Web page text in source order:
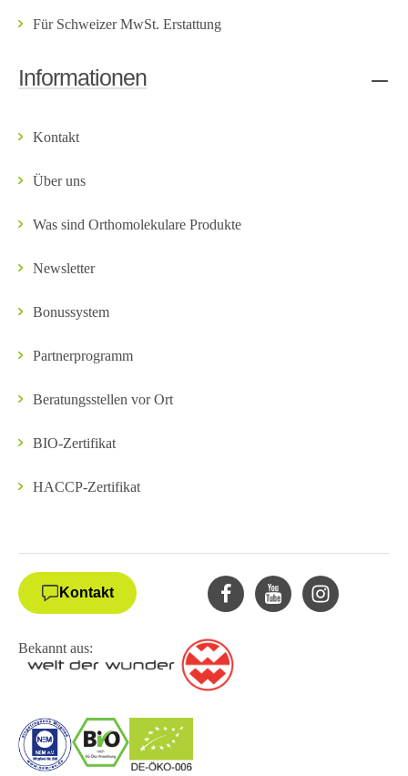
Für Schweizer MwSt. Erstattung
Informationen
Kontakt
Über uns
Was sind Orthomolekulare Produkte
Newsletter
Bonussystem
Partnerprogramm
Beratungsstellen vor Ort
BIO-Zertifikat
HACCP-Zertifikat
Kontakt
Bekannt aus: